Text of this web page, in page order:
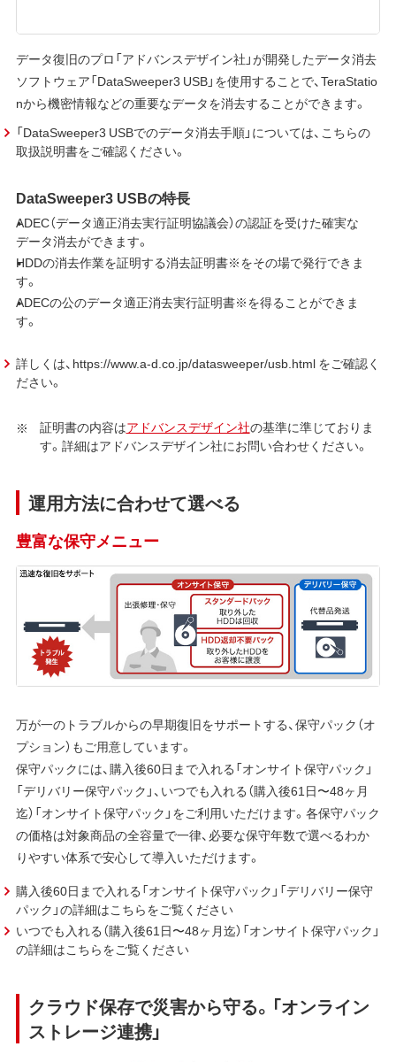
データ復旧のプロ「アドバンスデザイン社」が開発したデータ消去
ソフトウェア「DataSweeper3 USB」を使用することで、TeraStatio
nから機密情報などの重要なデータを消去することができます。
「DataSweeper3 USBでのデータ消去手順」については、こちらの
取扱説明書をご確認ください。
DataSweeper3 USBの特長
ADEC（データ適正消去実行証明協議会）の認証を受けた確実な
データ消去ができます。
HDDの消去作業を証明する消去証明書※をその場で発行できま
す。
ADECの公のデータ適正消去実行証明書※を得ることができま
す。
詳しくは、https://www.a-d.co.jp/datasweeper/usb.html をご確認く
ださい。
証明書の内容はアドバンスデザイン社の基準に準じておりま
す。詳細はアドバンスデザイン社にお問い合わせください。
運用方法に合わせて選べる
豊富な保守メニュー
万が一のトラブルからの早期復旧をサポートする、保守パック（オ
プション）もご用意しています。
保守パックには、購入後60日まで入れる「オンサイト保守パック」
「デリバリー保守パック」、いつでも入れる（購入後61日〜48ヶ月
迄）「オンサイト保守パック」をご利用いただけます。各保守パック
の価格は対象商品の全容量で一律、必要な保守年数で選べるわか
りやすい体系で安心して導入いただけます。
購入後60日まで入れる「オンサイト保守パック」「デリバリー保守
パック」の詳細はこちらをご覧ください
いつでも入れる（購入後61日〜48ヶ月迄）「オンサイト保守パック」
の詳細はこちらをご覧ください
クラウド保存で災害から守る。「オンライン
ストレージ連携」